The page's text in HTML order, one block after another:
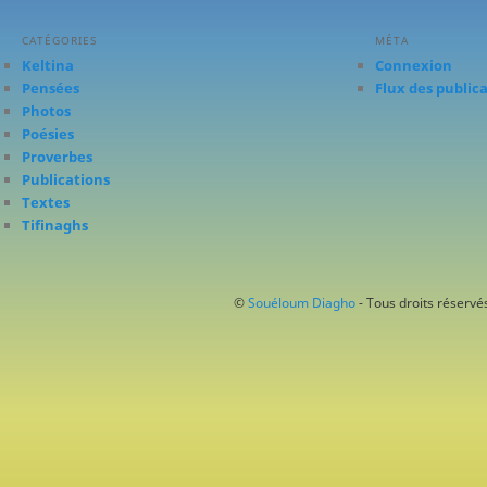
CATÉGORIES
Keltina
Pensées
Photos
Poésies
Proverbes
Publications
Textes
Tifinaghs
MÉTA
Connexion
Flux des
© Souéloum Diagho- Tous droits